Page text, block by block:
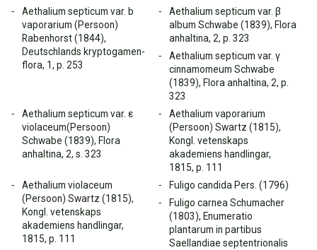
Aethalium septicum var. b
vaporarium (Persoon)
Rabenhorst (1844),
Deutschlands kryptogamen-
flora, 1, p. 253
Aethalium septicum var. β
album Schwabe (1839), Flora
anhaltina, 2, p. 323
Aethalium septicum var. γ
cinnamomeum Schwabe
(1839), Flora anhaltina, 2, p.
323
Aethalium septicum var. ε
violaceum(Persoon)
Schwabe (1839), Flora
anhaltina, 2, s. 323
Aethalium vaporarium
(Persoon) Swartz (1815),
Kongl. vetenskaps
akademiens handlingar,
1815, p. 111
Aethalium violaceum
(Persoon) Swartz (1815),
Kongl. vetenskaps
akademiens handlingar,
1815, p. 111
Fuligo candida Pers. (1796)
Fuligo carnea Schumacher
(1803), Enumeratio
plantarum in partibus
Saellandiae septentrionalis